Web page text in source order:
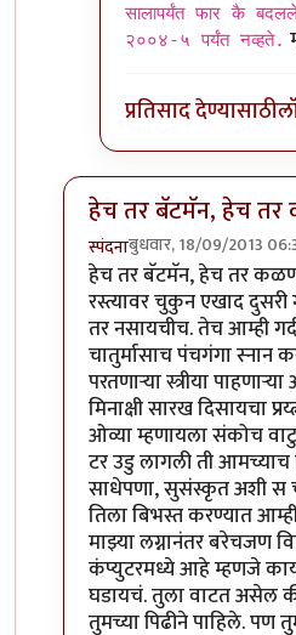
सालापर्यंत फार कै
२००४-५ पर्यंत नव्हते.
प्रतिसाद देण्यासाठी
हेच तर बॅटमॅन, हेच तर
स्पंदनाबुधवार, 18/09/2013
In reply toलेख मस्त
हेच तर बॅटमॅन, हेच तर
रस्त्यावर चुकुन एखाद दुसरी
तर नसायचीच. तेच आम्ही
चातुर्मासाच पंचगंगा स्नान
परतणार्‍या स्त्रीया
मिनाक्षी सारख दिसायचा
ओव्या म्हणायला संकोच
टर उडु लागली ती आमच्याच
साधेपणा, सुसंस्कृत अशी स
तिला बिभस्त करण्यात
माझ्या लग्नानंतर बरेचजण
कंप्युटरमध्ये आहे म्हणजे
घडायचं. तुला वाटत असेल
तुमच्या पिढीने पाहिले. पण